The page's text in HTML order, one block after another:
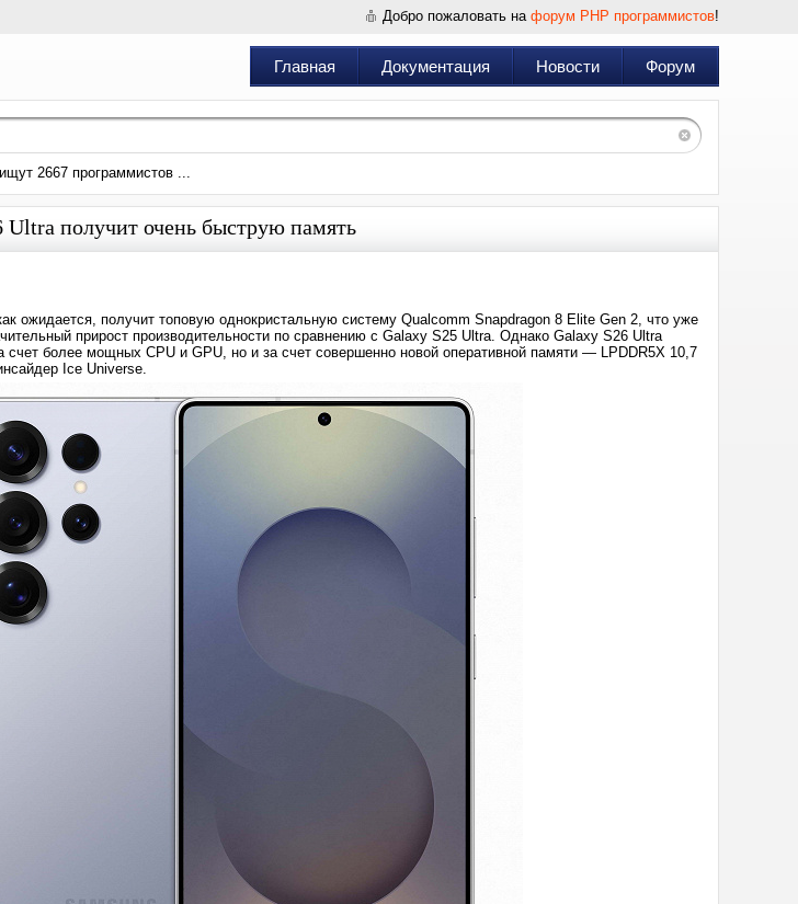
Добро пожаловать на форум PHP программистов!
Главная Документация Новости Форум
2667 программистов ...
Ultra получит очень быструю память
ожидается, получит топовую однокристальную систему Qualcomm Snapdragon 8 Elite Gen 2, что уже
прирост производительности по сравнению с Galaxy S25 Ultra. Однако Galaxy S26 Ultra
счет более мощных CPU и GPU, но и за счет совершенно новой оперативной памяти — LPDDR5X 10,7
Ice Universe.